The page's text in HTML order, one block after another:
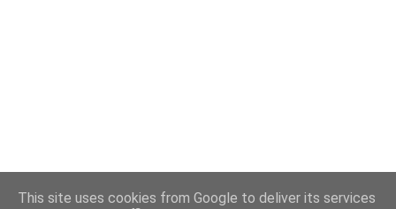
This site uses cookies from Google to deliver its services